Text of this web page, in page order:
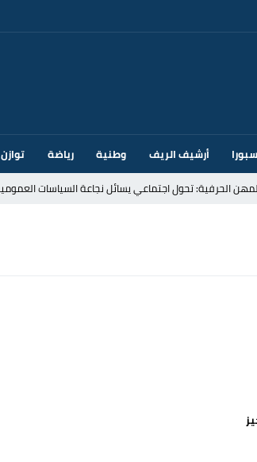
أرشيف الريف وطنية رياضة توازن
وتخوفات من دعوات جديدة للعبور
ضغط إسباني؟ عودة مايوركا تفتح أسئلة ثقيلة